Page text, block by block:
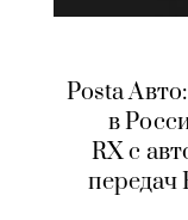
Posta
в
RX с
передач